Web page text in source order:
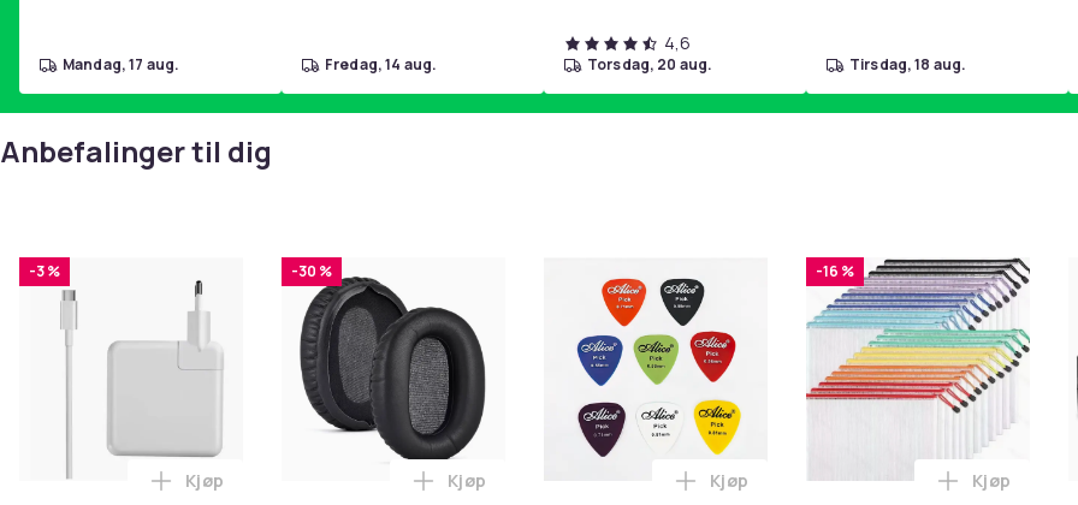
mandag, 17 aug. fredag, 14 aug.
4,6
torsdag, 20 aug. tirsdag, 18 aug.
Anbefalinger til dig
-3 %
Legg Lader for Macbook / Erstatningsadapter - MagSafe Gen 3 - 96W i handlekurven
Kjøp
-30 %
Legg 1 par øreputer til Sony WH-CH710N Black i handlekurven
Kjøp Legg Gitarsplekter i flere tykkelser - 10-
Kjøp
-16 %
Legg
Kjøp